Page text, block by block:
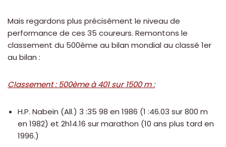
Mais regardons plus précisément le niveau de
performance de ces 35 coureurs. Remontons le
classement du 500ème au bilan mondial au classé 1er
au bilan :
Classement : 500ème à 401 sur 1500 m :
H.P. Nabein (All.) 3 :35 98 en 1986 (1 :46.03 sur 800 m
en 1982) et 2h14.16 sur marathon (10 ans plus tard en
1996.)